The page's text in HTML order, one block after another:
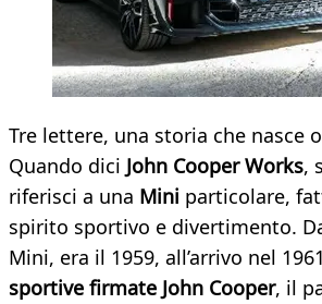
Tre lettere, una storia che nasce
Quando dici John Cooper Works,
riferisci a una Mini particolare,
spirito sportivo e divertimento.
Mini, era il 1959, all’arrivo nel
sportive firmate John Cooper, il